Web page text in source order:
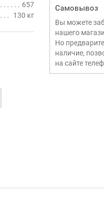
657
130 кг
Самовывоз
Вы можете
нашего
Но
наличие,
на сайте